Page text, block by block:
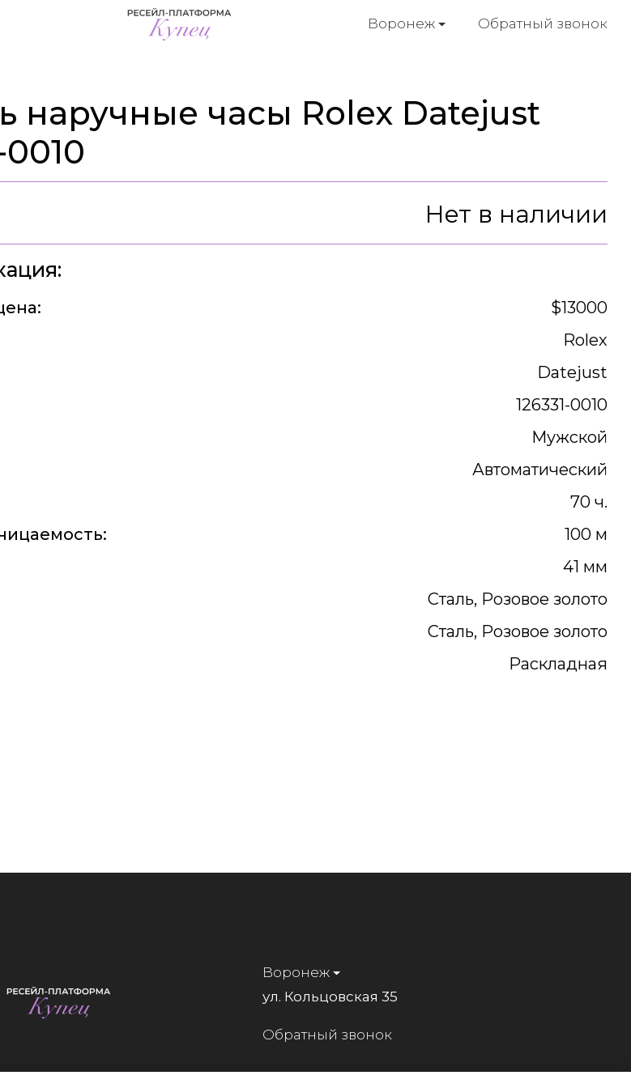
Воронеж Обратный звонок
наручные часы Rolex Datejust
0010
Нет в наличии
$13000
Rolex
Datejust
126331-0010
Мужской
Автоматический
70 ч.
100 м
41 мм
Сталь, Розовое золото
Сталь, Розовое золото
Раскладная
Воронеж
ул. Кольцовская 35
Обратный звонок